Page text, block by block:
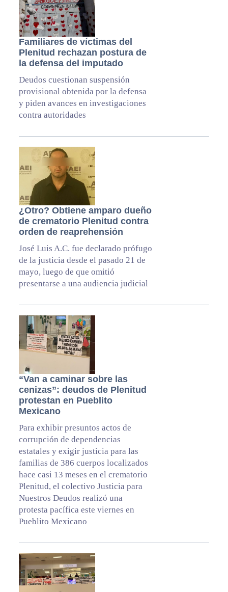
Familiares de víctimas del
Plenitud rechazan postura de
la defensa del imputado
Deudos cuestionan suspensión
provisional obtenida por la defensa
y piden avances en investigaciones
contra autoridades
¿Otro? Obtiene amparo dueño
de crematorio Plenitud contra
orden de reaprehensión
José Luis A.C. fue declarado prófugo
de la justicia desde el pasado 21 de
mayo, luego de que omitió
presentarse a una audiencia judicial
“Van a caminar sobre las
cenizas”: deudos de Plenitud
protestan en Pueblito
Mexicano
Para exhibir presuntos actos de
corrupción de dependencias
estatales y exigir justicia para las
familias de 386 cuerpos localizados
hace casi 13 meses en el crematorio
Plenitud, el colectivo Justicia para
Nuestros Deudos realizó una
protesta pacífica este viernes en
Pueblito Mexicano